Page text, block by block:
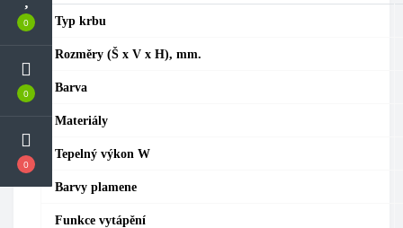
0
0
0
Typ krbu
Rozměry (Š x V x H), mm.
Barva
Materiály
Tepelný výkon W
Barvy plamene
Funkce vytápění